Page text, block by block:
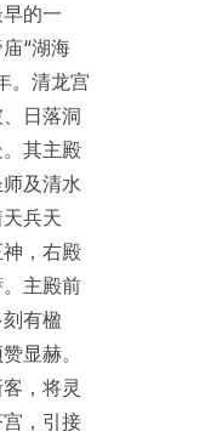
的一
“湖海
。清龙宫
日落洞
其主殿
及清水
兵天
，右殿
主殿前
有楹
显赫。
，将灵
，引接